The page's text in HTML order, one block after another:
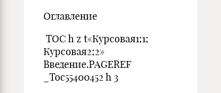
Оглавление
TOC h z t«Курсовая1;1;
Курсовая2;2»
Введение.PAGEREF
_Toc55400452 h 3